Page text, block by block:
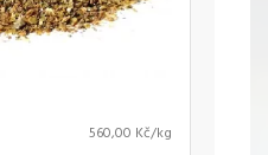
560,00 Kč/kg